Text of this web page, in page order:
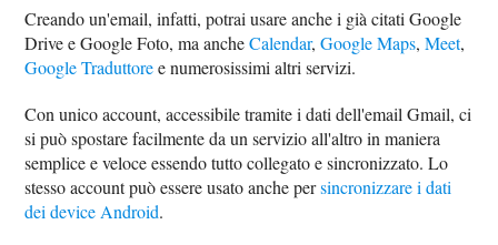
Creando un'email, infatti, potrai usare anche i già citati Google
Drive e Google Foto, ma ancheCalendar,Google Maps,Meet,
Google Traduttoree numerosissimi altri servizi.
Con unico account, accessibile tramite i dati dell'email Gmail, ci
si può spostare facilmente da un servizio all'altro in maniera
semplice e veloce essendo tutto collegato e sincronizzato. Lo
stesso account può essere usato anche persincronizzare i dati
dei device Android.